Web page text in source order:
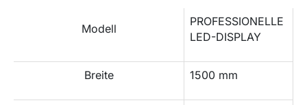
Modell
PROFESSIONELLE
LED-DISPLAY
Breite 1500 mm